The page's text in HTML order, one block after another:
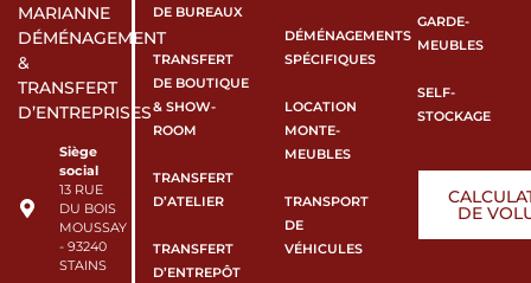
MARIANNE
DÉMÉNAGEMENT
&
TRANSFERT
D’ENTREPRISES
Siège
social
13 RUE
DU BOIS
MOUSSAY
- 93240
STAINS
DE BUREAUX
TRANSFERT
DE BOUTIQUE
& SHOW-
ROOM
TRANSFERT
D’ATELIER
TRANSFERT
D’ENTREPÔT
DÉMÉNAGEMENTS
SPÉCIFIQUES
LOCATION
MONTE-
MEUBLES
TRANSPORT
DE
VÉHICULES
GARDE-
MEUBLES
SELF-
STOCKAGE
DE